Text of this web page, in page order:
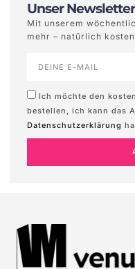
Unser
Mit unserem
mehr – natürlich
Ich möchte den
bestellen, ich kann das
Datenschutzerklärung